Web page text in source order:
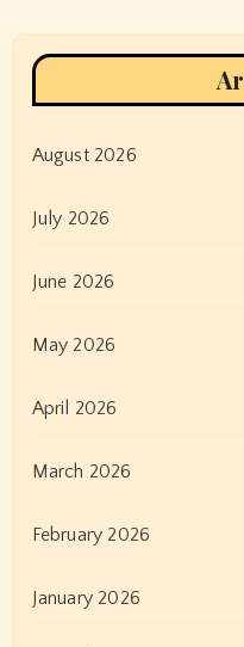
August 2026
July 2026
June 2026
May 2026
April 2026
March 2026
February 2026
January 2026